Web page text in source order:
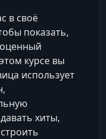
в своё
показать,
курсе вы
использует
хиты,